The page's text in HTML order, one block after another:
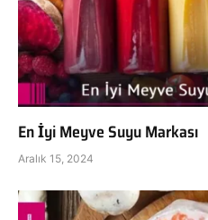
En İyi Meyve Suyu Markası
Aralık 15, 2024